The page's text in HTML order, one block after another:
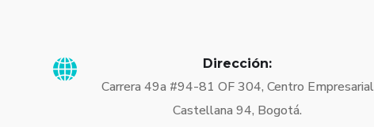
Dirección:
Carrera 49a #94-81 OF 304, Centro Empresarial
Castellana 94, Bogotá.